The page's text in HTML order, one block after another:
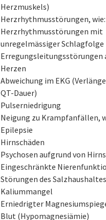
Herzmuskels)
Herzrhythmusstörungen, wie:
Herzrhythmusstörungen mit
unregelmässiger Schlagfolge
Erregungsleitungsstörungen
Herzen
Abweichung im EKG
QT-Dauer)
Pulserniedrigung
Neigung zu Krampfanfällen,
Epilepsie
Hirnschäden
Psychosen aufgrund von
Eingeschränkte
Störungen des
Kaliummangel
Erniedrigter
Blut (Hypomagnesiämie)